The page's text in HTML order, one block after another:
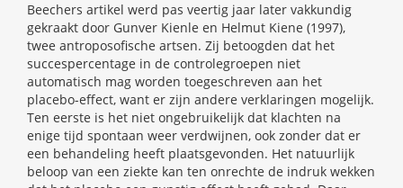
Beechers artikel werd pas veertig jaar later vakkundig
gekraakt door Gunver Kienle en Helmut Kiene (1997),
twee antroposofische artsen. Zij betoogden dat het
succespercentage in de controlegroepen niet
automatisch mag worden toegeschreven aan het
placebo-effect, want er zijn andere verklaringen mogelijk.
Ten eerste is het niet ongebruikelijk dat klachten na
enige tijd spontaan weer verdwijnen, ook zonder dat er
een behandeling heeft plaatsgevonden. Het natuurlijk
beloop van een ziekte kan ten onrechte de indruk wekken